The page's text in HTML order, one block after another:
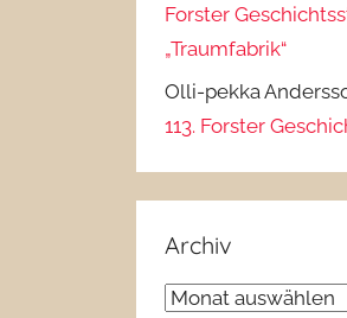
Forster
„Traumfabrik“
Olli-pekka
113. Forster
Archiv
Archiv